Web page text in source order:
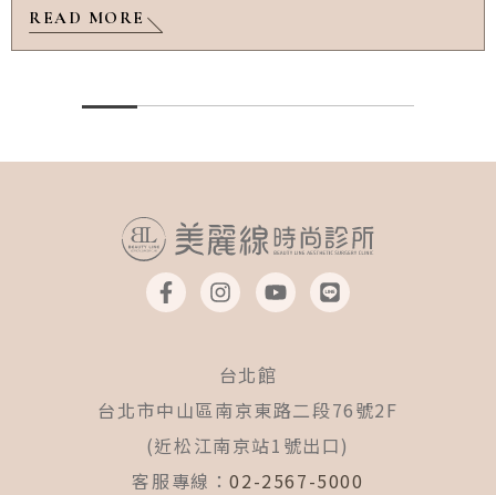
READ MORE
F
a
c
o
k
-
f
I
n
s
a
g
r
a
m
Y
o
u
b
e
L
i
n
台北館
台北市中山區南京東路二段76號2F
(近松江南京站1號出口)
客服專線：02-2567-5000